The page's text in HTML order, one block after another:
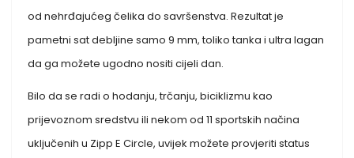
od nehrđajućeg čelika do savršenstva. Rezultat je
pametni sat debljine samo 9 mm, toliko tanka i ultra lagan
da ga možete ugodno nositi cijeli dan.
Bilo da se radi o hodanju, trčanju, biciklizmu kao
prijevoznom sredstvu ili nekom od 11 sportskih načina
uključenih u Zipp E Circle, uvijek možete provjeriti status